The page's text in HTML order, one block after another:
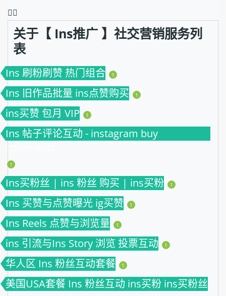
❤️‍🔥
关于【 Ins推广 】社交营销服务列
表
Ins 刷粉刷赞 热门组合 1
Ins 旧作品批量 ins点赞购买 1
ins买赞 包月 VIP 1
Ins 帖子评论互动 - instagram buy
comments
1
Ins买粉丝 | ins 粉丝 购买 | ins买粉 1
Ins 买赞与点赞曝光 ig买赞 1
Ins Reels 点赞与浏览量 1
ins 引流与Ins Story 浏览 投票互动 1
华人区 Ins 粉丝互动套餐 1
美国USA套餐 Ins 粉丝互动 ins买粉 ins买粉丝